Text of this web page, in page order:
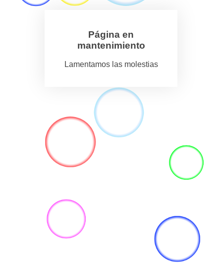
Página en
mantenimiento
Lamentamos las molestias